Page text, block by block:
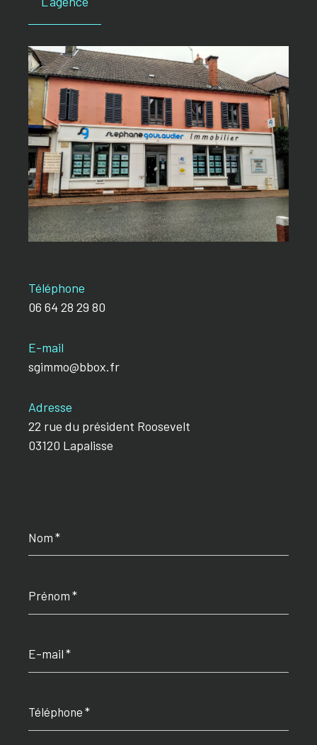
Téléphone
06 64 28 29 80
E-mail
sgimmo@bbox.fr
Adresse
22 rue du président Roosevelt
03120 Lapalisse
*
*
mail
*
*